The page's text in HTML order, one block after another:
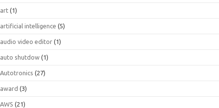
art (1)
artificial intelligence (5)
audio video editor (1)
auto shutdow (1)
Autotronics (27)
award (3)
AWS (21)